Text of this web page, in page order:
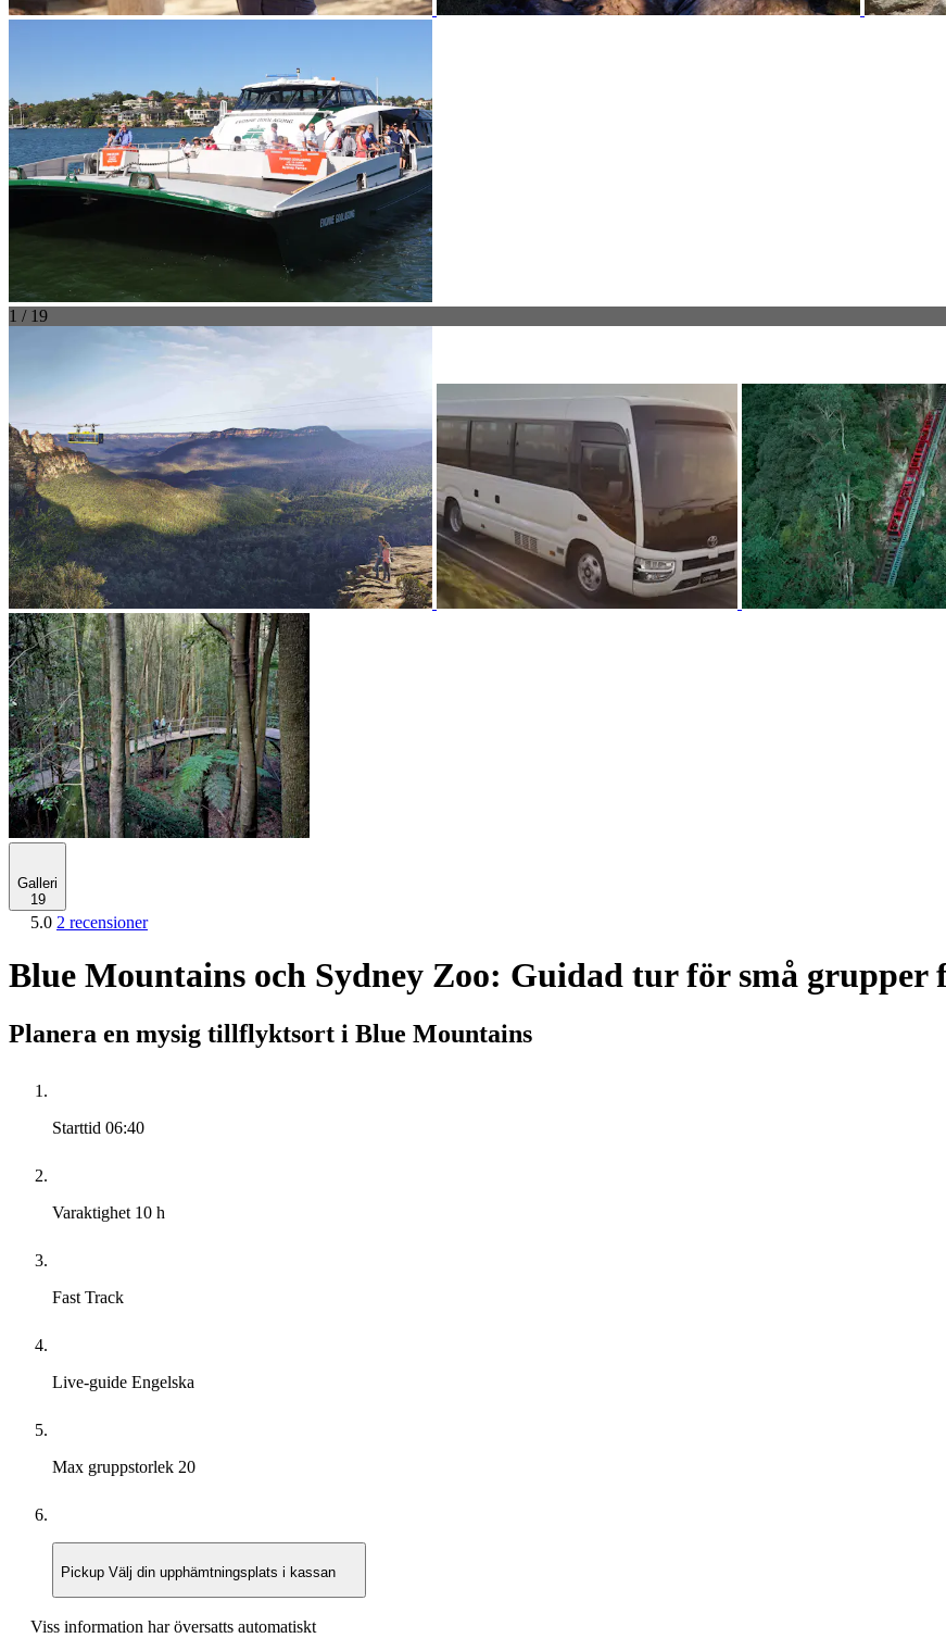
1 / 19
Galleri
19
5.0 2 recensioner
Blue Mountains och Sydney Zoo: Guidad tur för små grupper
Planera en mysig tillflyktsort i Blue Mountains
Starttid 06:40
Varaktighet 10 h
Fast Track
Live-guide Engelska
Max gruppstorlek 20
Pickup Välj din upphämtningsplats i kassan
Viss information har översatts automatiskt